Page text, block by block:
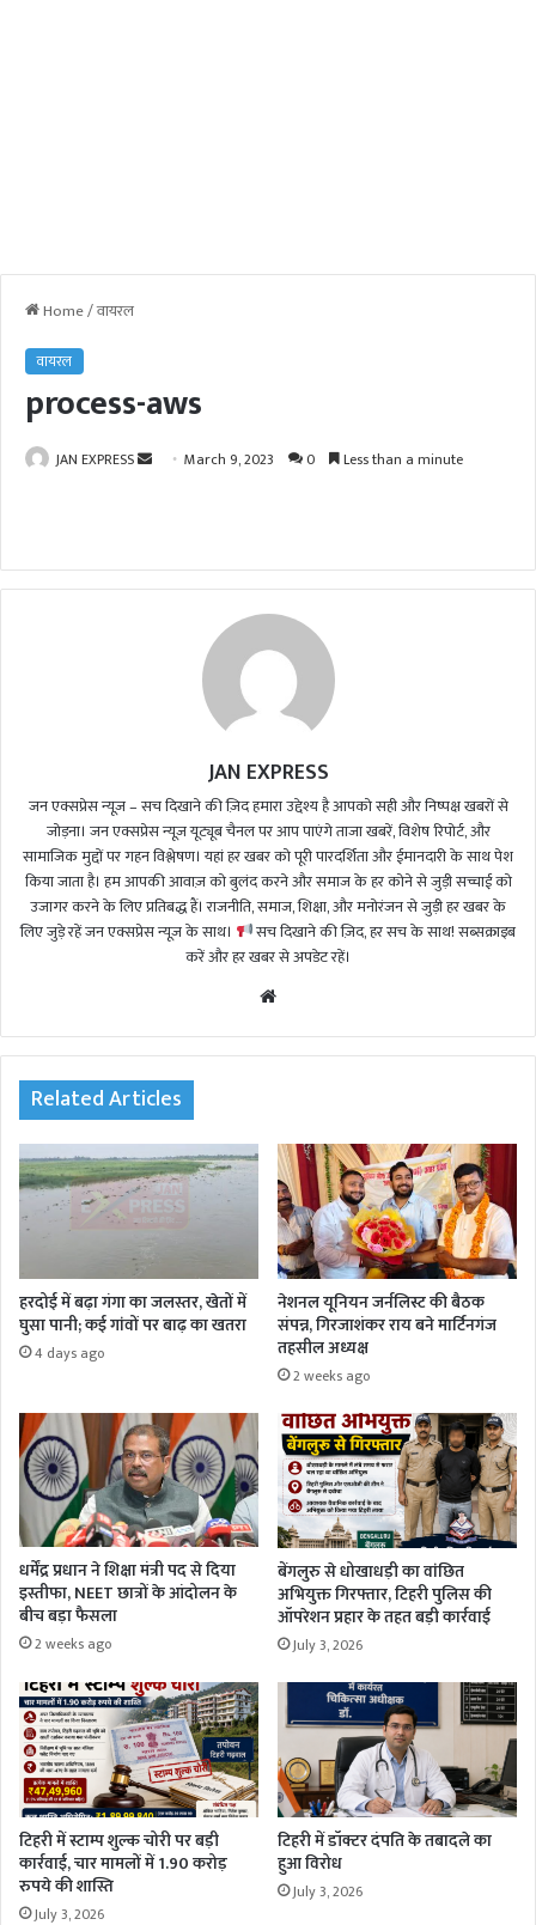
Home/वायरल
वायरल
process-aws
JAN EXPRESS
a
March 9, 2023 0 Less than a minute
JAN EXPRESS
जन एक्सप्रेस न्यूज़ – सच दिखाने की ज़िद हमारा उद्देश्य है आपको सही और निष्पक्ष खबरों से
जोड़ना। जन एक्सप्रेस न्यूज़ यूट्यूब चैनल पर आप पाएंगे ताजा खबरें, विशेष रिपोर्ट, और
सामाजिक मुद्दों पर गहन विश्लेषण। यहां हर खबर को पूरी पारदर्शिता और ईमानदारी के साथ पेश
किया जाता है। हम आपकी आवाज़ को बुलंद करने और समाज के हर कोने से जुड़ी सच्चाई को
उजागर करने के लिए प्रतिबद्ध हैं। राजनीति, समाज, शिक्षा, और मनोरंजन से जुड़ी हर खबर के
लिए जुड़े रहें जन एक्सप्रेस न्यूज़ के साथ।
सच दिखाने की ज़िद, हर सच के साथ! सब्सक्राइब
करें और हर खबर से अपडेट रहें।
te
Related Articles
हरदोई में बढ़ा गंगा का जलस्तर, खेतों में
घुसा पानी; कई गांवों पर बाढ़ का खतरा
4 days ago
नेशनल यूनियन जर्नलिस्ट की बैठक
संपन्न, गिरजाशंकर राय बने मार्टिनगंज
तहसील अध्यक्ष
2 weeks ago
धर्मेंद्र प्रधान ने शिक्षा मंत्री पद से दिया
इस्तीफा, NEET छात्रों के आंदोलन के
बीच बड़ा फैसला
2 weeks ago
बेंगलुरु से धोखाधड़ी का वांछित
अभियुक्त गिरफ्तार, टिहरी पुलिस की
ऑपरेशन प्रहार के तहत बड़ी कार्रवाई
July 3, 2026
टिहरी में स्टाम्प शुल्क चोरी पर बड़ी
कार्रवाई, चार मामलों में 1.90 करोड़
रुपये की शास्ति
July 3, 2026
टिहरी में डॉक्टर दंपति के तबादले का
हुआ विरोध
July 3, 2026